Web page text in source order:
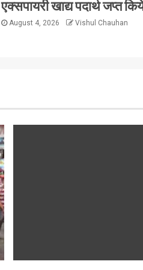
एक्सपायरी खाद्य पदार्थ जप्त
August 4, 2026 Vishul Chauhan